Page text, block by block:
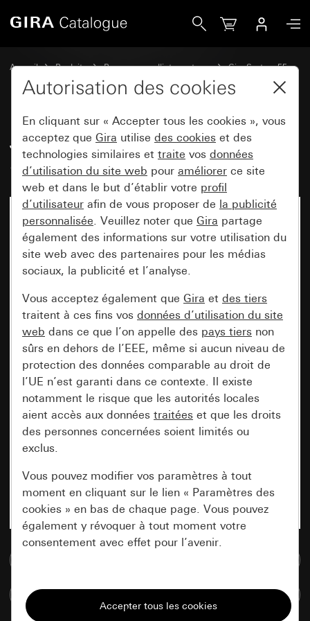
Accueil Produits Programmes d'interrupteurs
Gira System 55
Jeux de manettes pour systèmes de bus
Jeu de bascules 1x inscriptible
System 55
Autorisation des cookies
En cliquant sur « Accepter tous les cookies », vous
acceptez que Gira utilise des cookies et des
technologies similaires et traite vos données
d’utilisation du site web pour améliorer ce site
web et dans le but d’établir votre profil
d’utilisateur afin de vous proposer de la publicité
personnalisée. Veuillez noter que Gira partage
également des informations sur votre utilisation du
site web avec des partenaires pour les médias
sociaux, la publicité et l’analyse.
Vous acceptez également que Gira et des tiers
traitent à ces fins vos données d’utilisation du site
web dans ce que l’on appelle des pays tiers non
sûrs en dehors de l’EEE, même si aucun niveau de
protection des données comparable au droit de
l’UE n’est garanti dans ce contexte. Il existe
notamment le risque que les autorités locales
aient accès aux données traitées et que les droits
des personnes concernées soient limités ou
exclus.
Vous pouvez modifier vos paramètres à tout
moment en cliquant sur le lien « Paramètres des
cookies » en bas de chaque page. Vous pouvez
également y révoquer à tout moment votre
consentement avec effet pour l’avenir.
Tous les cookies dont nous avons besoin pour